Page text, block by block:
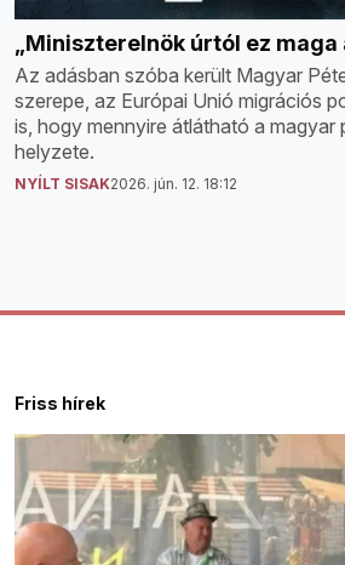
„Miniszterelnök úrtól ez
Az adásban szóba került Magyar
szerepe, az Európai Unió migrációs
is, hogy mennyire átlátható a magyar
helyzete.
NYÍLT SISAK2026. jún. 12. 18:12
Friss hírek